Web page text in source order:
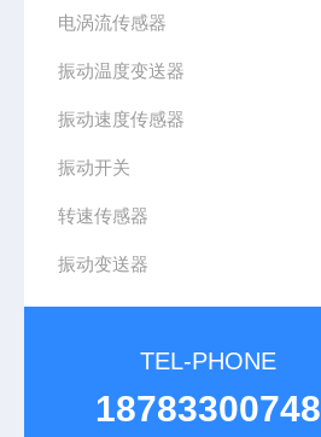
电涡流传感器
振动温度变送器
振动速度传感器
振动开关
转速传感器
振动变送器
TEL-PHONE
18783300748